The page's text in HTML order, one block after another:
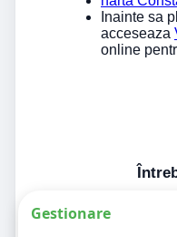
Inainte sa
acceseaza
online
Gestionare